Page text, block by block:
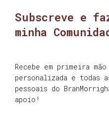
Subscreve e
minha
Recebe em primeira mão
personalizada e todas
pessoais do
apoio!